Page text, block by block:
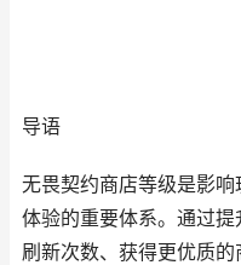
导语
无畏契约商店等级是影
体验的重要体系。通过
刷新次数、获得更优质